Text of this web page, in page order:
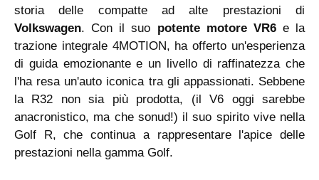
storia delle compatte ad alte prestazioni di
Volkswagen. Con il suo potente motore VR6e la
trazione integrale 4MOTION, ha offerto un'esperienza
di guida emozionante e un livello di raffinatezza che
l'ha resa un'auto iconica tra gli appassionati. Sebbene
la R32 non sia più prodotta, (il V6 oggi sarebbe
anacronistico, ma che sonud!) il suo spirito vive nella
Golf R, che continua a rappresentare l'apice delle
prestazioni nella gamma Golf.